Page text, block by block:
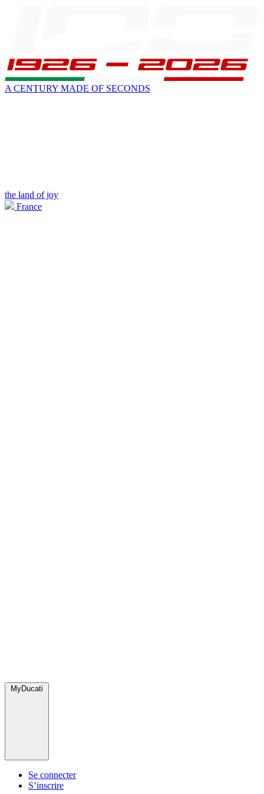
A CENTURY MADE OF SECONDS
the land of joy
France
MyDucati
Se connecter
S’inscrire